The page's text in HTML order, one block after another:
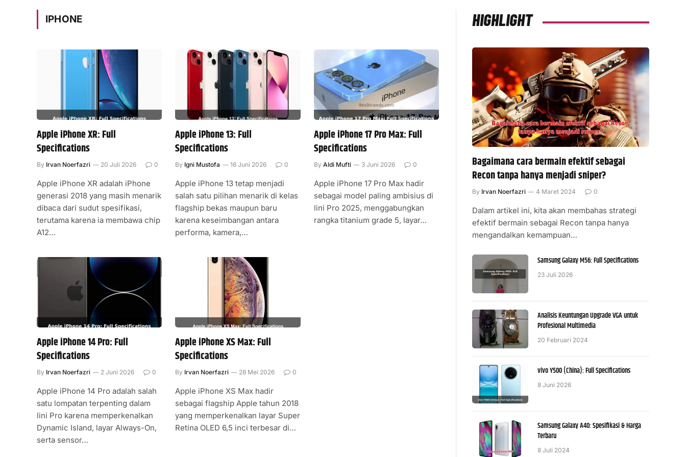
IPHONE
Apple iPhone XR: Full
Specifications
By Irvan Noerfazri 20 Juli 2026 0
Apple iPhone XR adalah iPhone
generasi 2018 yang masih menarik
dibaca dari sudut spesifikasi,
terutama karena ia membawa chip
A12…
Apple iPhone 13: Full
Specifications
By Igni Mustofa 16 Juni 2026 0
Apple iPhone 13 tetap menjadi
salah satu pilihan menarik di kelas
flagship bekas maupun baru
karena keseimbangan antara
performa, kamera,…
Apple iPhone 17 Pro Max: Full
Specifications
By Aldi Mufti 3 Juni 2026 0
Apple iPhone 17 Pro Max hadir
sebagai model paling ambisius di
lini Pro 2025, menggabungkan
rangka titanium grade 5, layar…
Apple iPhone 14 Pro: Full
Specifications
By Irvan Noerfazri 2 Juni 2026 0
Apple iPhone 14 Pro adalah salah
satu lompatan terpenting dalam
lini Pro karena memperkenalkan
Dynamic Island, layar Always-On,
serta sensor…
Apple iPhone XS Max: Full
Specifications
By Irvan Noerfazri 28 Mei 2026 0
Apple iPhone XS Max hadir
sebagai flagship Apple tahun 2018
yang memperkenalkan layar Super
Retina OLED 6,5 inci terbesar di…
HIGHLIGHT
Bagaimana cara bermain efektif sebagai
Recon tanpa hanya menjadi sniper?
By Irvan Noerfazri 4 Maret 2024 0
Dalam artikel ini, kita akan membahas strategi
efektif bermain sebagai Recon tanpa hanya
mengandalkan kemampuan…
Samsung Galaxy M56: Full Specifications
23 Juli 2026
Analisis Keuntungan Upgrade VGA untuk
Profesional Multimedia
20 Februari 2024
vivo Y500 (China): Full Specifications
8 Juni 2026
Samsung Galaxy A40: Spesifikasi & Harga
Terbaru
8 Juli 2024